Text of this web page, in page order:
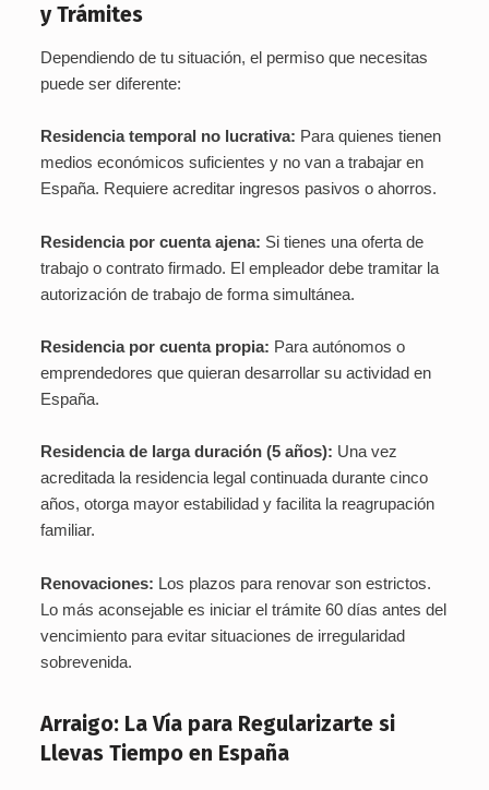
y Trámites
Dependiendo de tu situación, el permiso que necesitas
puede ser diferente:
Residencia temporal no lucrativa: Para quienes tienen
medios económicos suficientes y no van a trabajar en
España. Requiere acreditar ingresos pasivos o ahorros.
Residencia por cuenta ajena: Si tienes una oferta de
trabajo o contrato firmado. El empleador debe tramitar la
autorización de trabajo de forma simultánea.
Residencia por cuenta propia: Para autónomos o
emprendedores que quieran desarrollar su actividad en
España.
Residencia de larga duración (5 años): Una vez
acreditada la residencia legal continuada durante cinco
años, otorga mayor estabilidad y facilita la reagrupación
familiar.
Renovaciones: Los plazos para renovar son estrictos.
Lo más aconsejable es iniciar el trámite 60 días antes del
vencimiento para evitar situaciones de irregularidad
sobrevenida.
Arraigo: La Vía para Regularizarte si
Llevas Tiempo en España